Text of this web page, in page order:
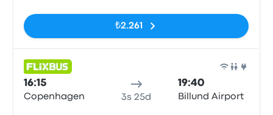
₺2.261
16:15
Copenhagen 3s 25d
19:40
Billund Airport